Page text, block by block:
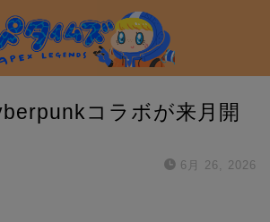
コラボが来月開
6月 26, 2026